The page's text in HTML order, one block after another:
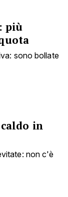
più
sono bollate
in
non c'è